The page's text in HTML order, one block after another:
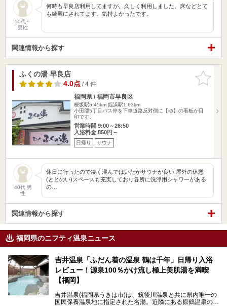
50代～
男性
何時も早良店利用してますが。久しく利用しました。床などとて
も綺麗にされてます。気持よかったです。
関連情報から探す
お気に入
りに追加
ふくの湯 早良店
4.0点/ 4 件
福岡県 / 福岡市早良区
桜坂駅5.45km 姪浜駅1.63km
小田部5丁目バス停を下車道路反対側に【ゆ】の看板が目
印です。
営業時間 9:00～26:50
入浴料金 850円～
日帰り サウナ
40代 男
性
休日に行ったので凄く混んではいたがサウナが良い 屋外の休憩
(ととのい)スペースも充実しており各所に洗浄用シャワーがある
の…
関連情報から探す
福岡県のニフティ温泉ニュース
吉井温泉「ふだん着の温泉 鶴は千年」日帰り入浴
レビュー！源泉100％かけ流し極上美肌湯を満喫
【福岡】
吉井温泉(福岡県うきは市)は、筑後川温泉と共に県内唯一の
国民保養温泉地に指定された名湯。近隣にある原鶴温泉の観